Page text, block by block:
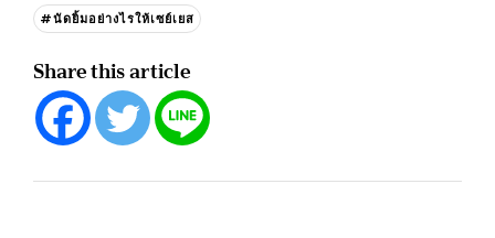
#นัดยิ้มอย่างไรให้เซย์เยส
Share this article